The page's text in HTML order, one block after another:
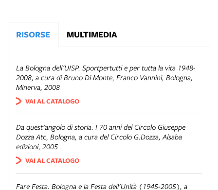
RISORSE MULTIMEDIA
La Bologna dell'UISP. Sportpertutti e per tutta la vita 1948-
2008, a cura di Bruno Di Monte, Franco Vannini, Bologna,
Minerva, 2008
VAI AL CATALOGO
Da quest'angolo di storia. I 70 anni del Circolo Giuseppe
Dozza Atc, Bologna, a cura del Circolo G.Dozza, Alsaba
edizioni, 2005
VAI AL CATALOGO
Fare Festa. Bologna e la Festa dell'Unità (1945-2005), a